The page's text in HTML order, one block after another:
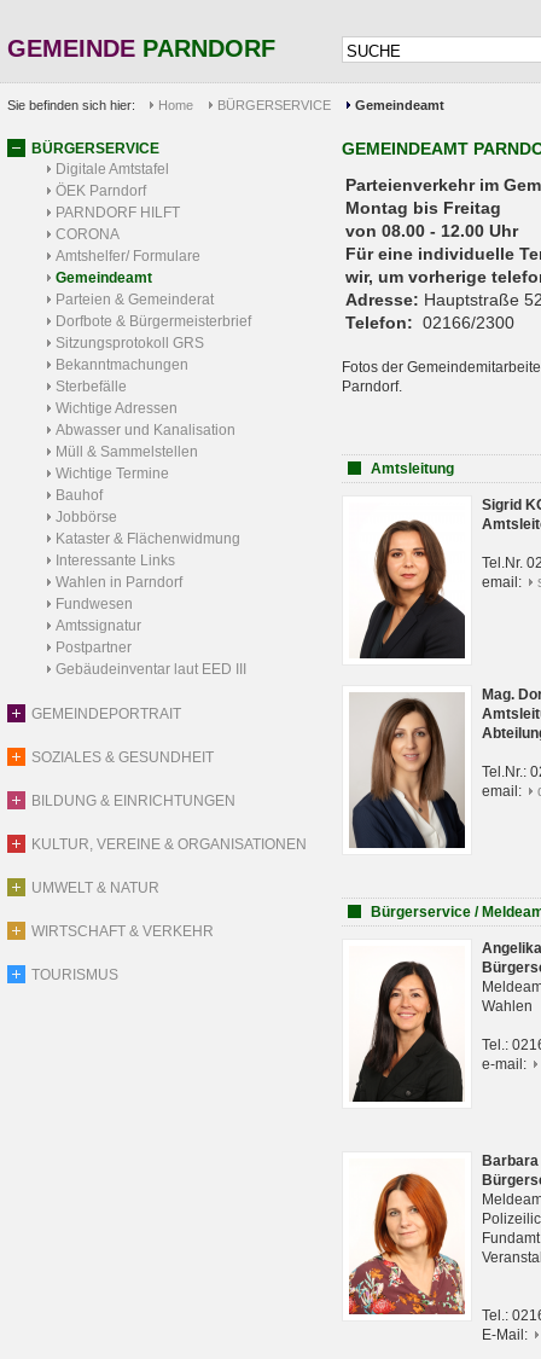
GEMEINDE PARNDORF
Sie befinden sich hier: Home BÜRGERSERVICE Gemeindeamt
BÜRGERSERVICE
Digitale Amtstafel
ÖEK Parndorf
PARNDORF HILFT
CORONA
Amtshelfer/ Formulare
Gemeindeamt
Parteien & Gemeinderat
Dorfbote & Bürgermeisterbrief
Sitzungsprotokoll GRS
Bekanntmachungen
Sterbefälle
Wichtige Adressen
Abwasser und Kanalisation
Müll & Sammelstellen
Wichtige Termine
Bauhof
Jobbörse
Kataster & Flächenwidmung
Interessante Links
Wahlen in Parndorf
Fundwesen
Amtssignatur
Postpartner
Gebäudeinventar laut EED III
GEMEINDEPORTRAIT
SOZIALES & GESUNDHEIT
BILDUNG & EINRICHTUNGEN
KULTUR, VEREINE & ORGANISATIONEN
UMWELT & NATUR
WIRTSCHAFT & VERKEHR
TOURISMUS
GEMEINDEAMT
Parteienverkehr
Montag bis Freitag
von 08.00 - 12.00 Uhr
Für eine individuelle
wir, um vorherige
Adresse: Hauptstraße
Telefon: 02166/2300
Fotos der
Parndorf.
Amtsleitung
Sigrid
Tel.Nr.
email:
Mag.
Tel.Nr.:
email:
Bürgerservice /
Wahlen
Tel.:
e-mail:
Tel.:
E-Mail: